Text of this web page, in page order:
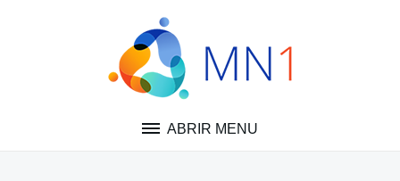
ABRIR MENU